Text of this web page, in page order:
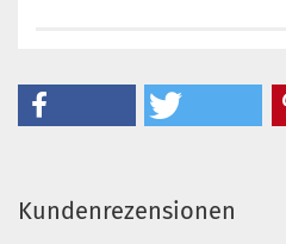
Kundenrezensionen